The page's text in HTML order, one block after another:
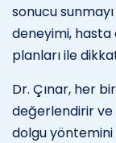
sonucu
deneyimi, hasta
planları ile
Dr. Çınar, her
değerlendirir ve
dolgu yöntemini